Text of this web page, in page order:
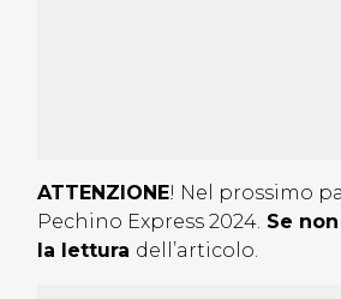
ATTENZIONE! Nel prossimo
Pechino Express 2024. Se
la lettura dell’articolo.